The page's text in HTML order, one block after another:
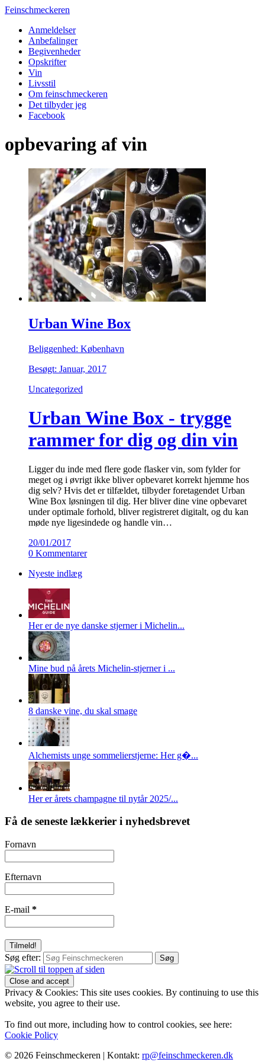
Feinschmeckeren
Anmeldelser
Anbefalinger
Begivenheder
Opskrifter
Vin
Livsstil
Om feinschmeckeren
Det tilbyder jeg
Facebook
opbevaring af vin
Urban Wine Box
Beliggenhed: København
Besøgt: Januar, 2017
Uncategorized
Urban Wine Box - trygge
rammer for dig og din vin
Ligger du inde med flere gode flasker vin, som fylder for
meget og i øvrigt ikke bliver opbevaret korrekt hjemme hos
dig selv? Hvis det er tilfældet, tilbyder foretagendet Urban
Wine Box løsningen til dig. Her bliver dine vine opbevaret
under optimale forhold, bliver registreret digitalt, og du kan
møde nye ligesindede og handle vin…
20/01/2017
0 Kommentarer
Nyeste indlæg
Her er de nye danske stjerner i Michelin...
Mine bud på årets Michelin-stjerner i ...
8 danske vine, du skal smage
Alchemists unge sommelierstjerne: Her g�...
Her er årets champagne til nytår 2025/...
Få de seneste lækkerier i nyhedsbrevet
Fornavn
Efternavn
E-mail *
Søg efter:
Privacy & Cookies: This site uses cookies. By continuing to use this
website, you agree to their use.
To find out more, including how to control cookies, see here:
Cookie Policy
© 2026 Feinschmeckeren | Kontakt: rp@feinschmeckeren.dk